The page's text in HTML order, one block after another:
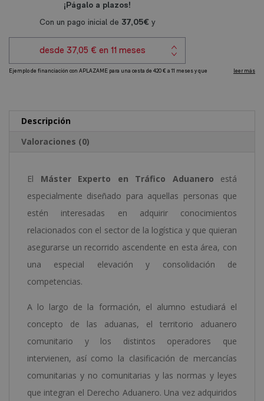
t
Descripción
Valoraciones (0)
El Máster Experto en Tráfico Aduanero está
especialmente diseñado para aquellas personas que
estén interesadas en adquirir conocimientos
relacionados con el sector de la logística y que quieran
asegurarse un recorrido ascendente en esta área, con
una especial elevación y consolidación de
competencias.
A lo largo de la formación, el alumno estudiará el
concepto de las aduanas, el territorio aduanero
comunitario y los distintos operadores que
intervienen, así como la clasificación de mercancías
comunitarias y no comunitarias y las normas y leyes
que integran el Derecho Aduanero. Una vez adquiridos